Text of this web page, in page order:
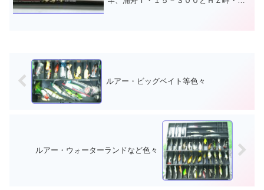
ルアー・ビッグベイト等色々
ルアー・ウォーターランドなど色々